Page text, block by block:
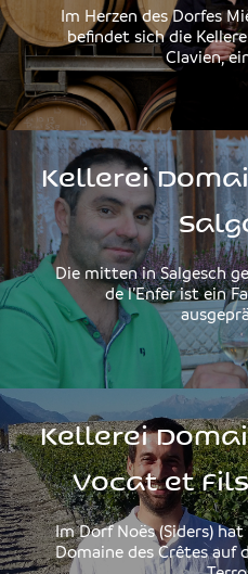
Im Herzen des Dorfes
befindet sich die
Clavien,
Kellerei
Die mitten in Salgesch
de l’Enfer ist ein
Kellerei
Vocat et
Im Dorf Noës (Siders)
Domaine des Crêtes auf